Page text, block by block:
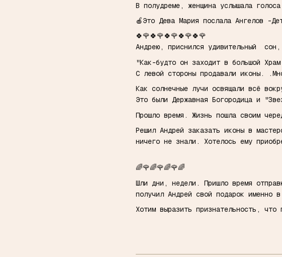
В полудреме, женщина услышала
🍎Это Дева Мария послала Ангелов -
🍀🌹🍀🌹🍀🌹🍀🌹🍀🌹
Андрею, приснился удивительный
"Как-будто он заходит в большой
С левой стороны продавали иконы.
Как солнечные лучи освящали всё
Это были Державная Богородица и
Прошло время. Жизнь пошла своим
Решил Андрей заказать иконы в
ничего не знали. Хотелось ему
🌈🌹🌈🌹🌈🌹🌈
Шли дни, недели. Пришло время
получил Андрей свой подарок именно
Хотим выразить признательность,